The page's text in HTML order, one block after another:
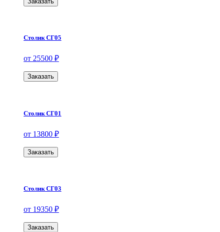
Столик СГ05
от 25500 ₽
Заказать
Столик СГ01
от 13800 ₽
Заказать
Столик СГ03
от 19350 ₽
Заказать